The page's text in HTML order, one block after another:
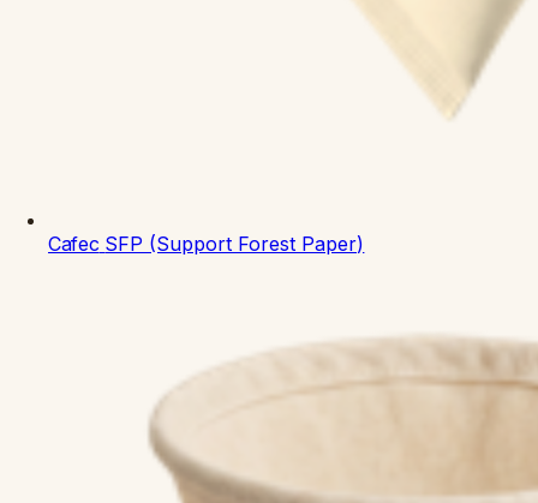
Cafec SFP (Support Forest Paper)